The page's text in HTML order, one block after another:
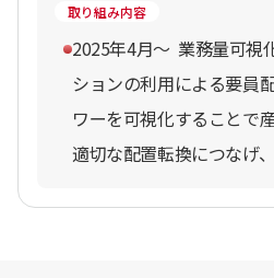
取り組み内容
2025年4⽉～ 業務量可視
ションの利用による要員
ワーを可視化することで
適切な配置転換につなげ